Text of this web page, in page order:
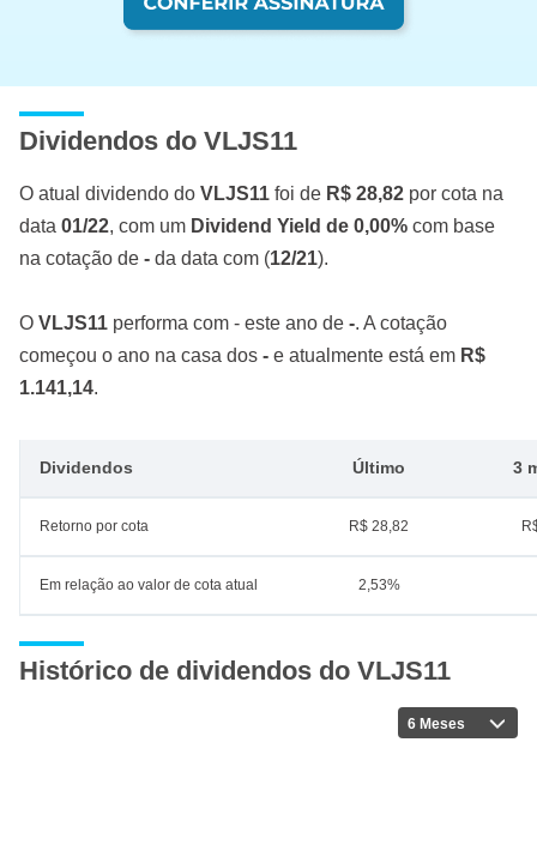
Dividendos do VLJS11
O atual dividendo do VLJS11 foi de R$ 28,82 por cota na
data 01/22, com um Dividend Yield de 0,00% com base
na cotação de - da data com (12/21).
O VLJS11 performa com - este ano de -. A cotação
começou o ano na casa dos - e atualmente está em R$
1.141,14.
Dividendos Último 3
Retorno por cota R$ 28,82
Em relação ao valor de cota atual 2,53%
Histórico de dividendos do VLJS11
6 Meses